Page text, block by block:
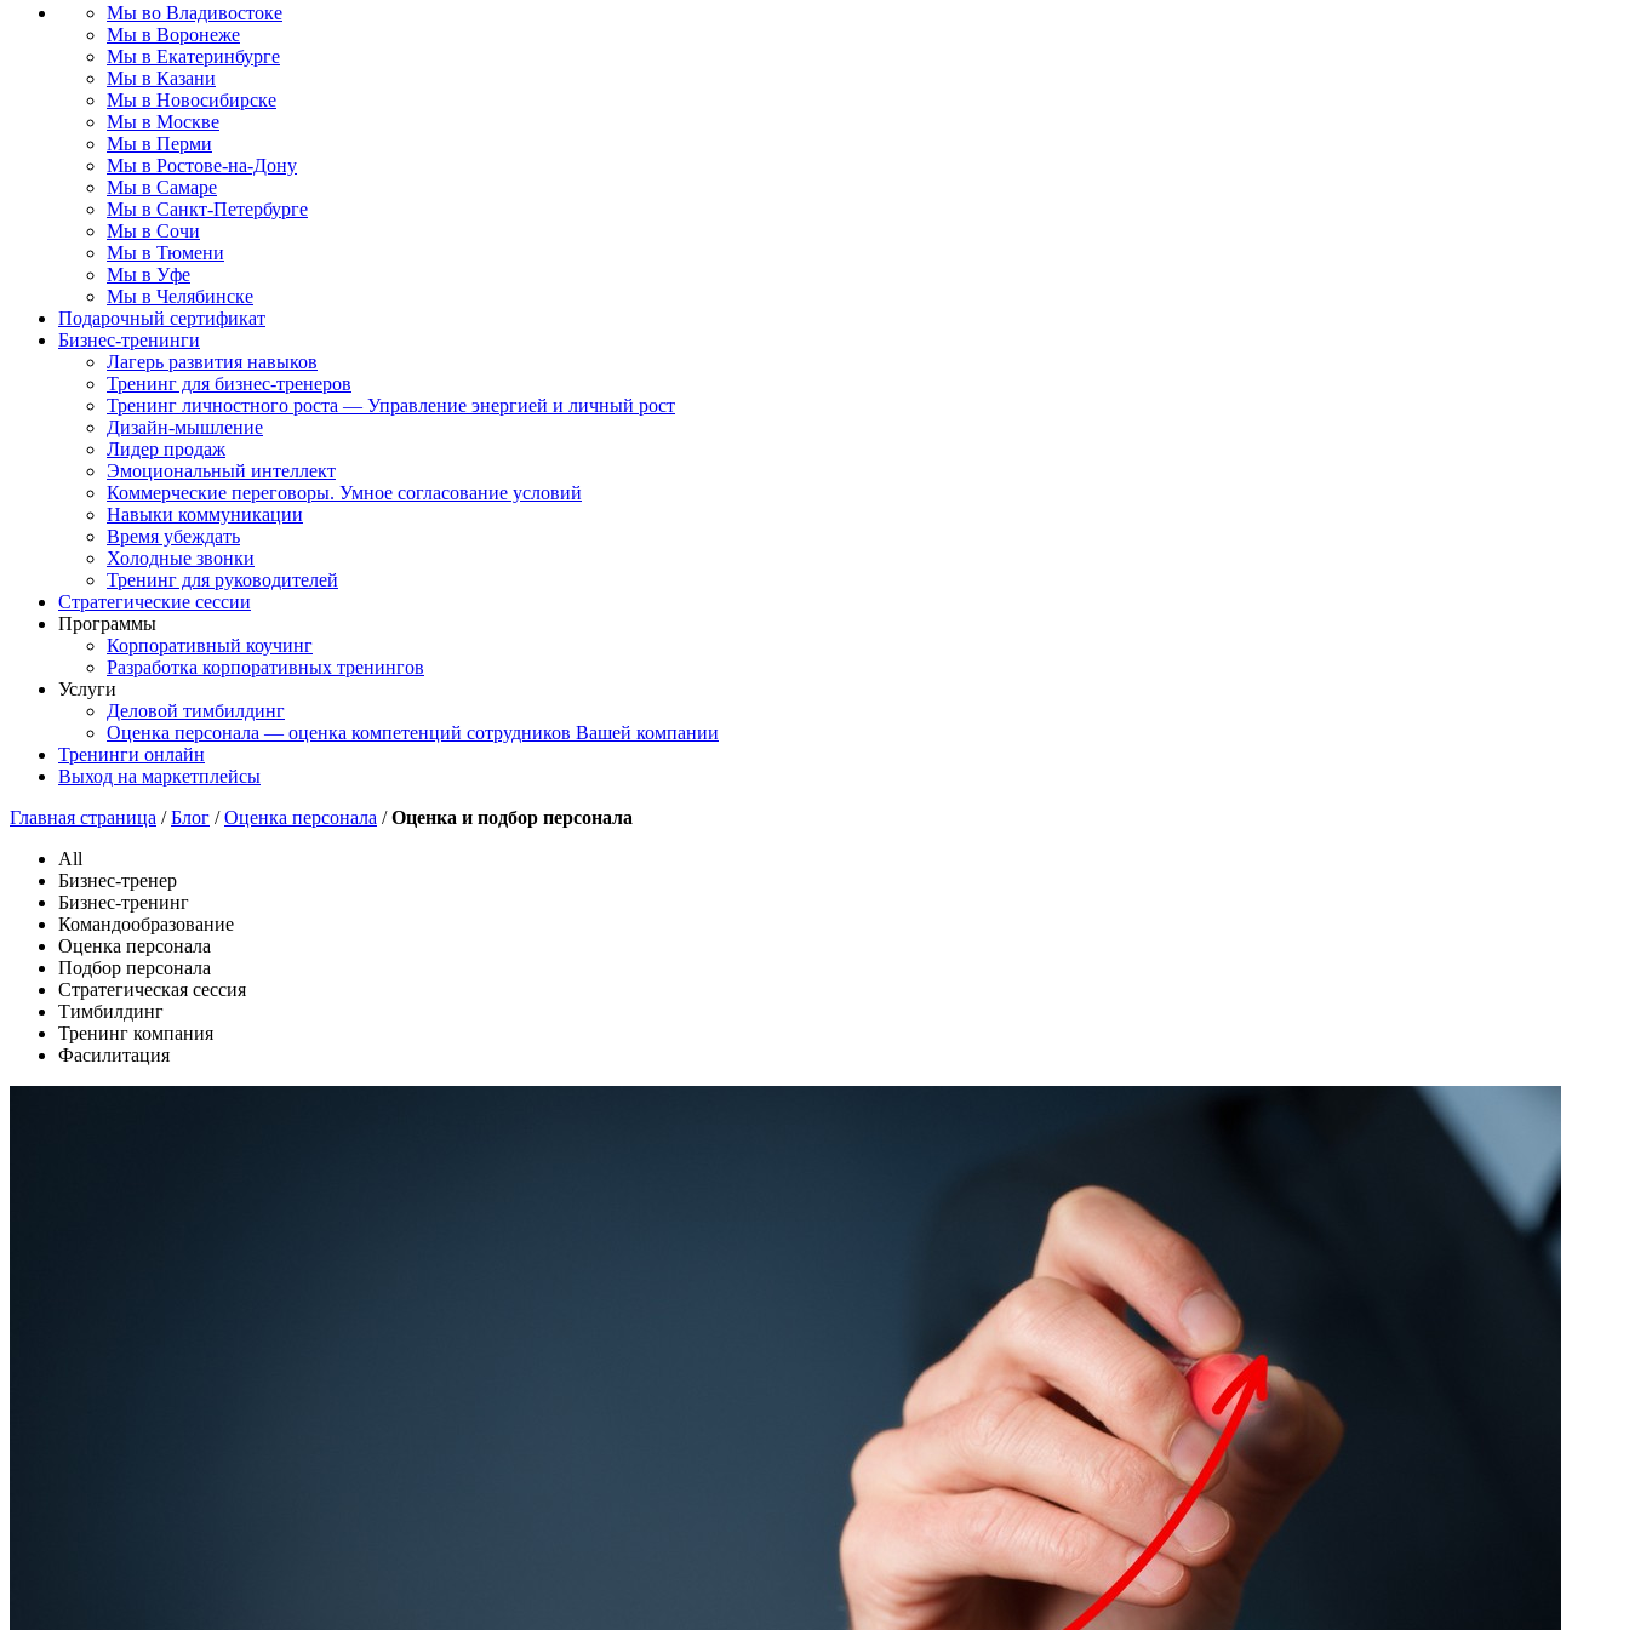
Мы во Владивостоке
Мы в Воронеже
Мы в Екатеринбурге
Мы в Казани
Мы в Новосибирске
Мы в Москве
Мы в Перми
Мы в Ростове-на-Дону
Мы в Самаре
Мы в Санкт-Петербурге
Мы в Сочи
Мы в Тюмени
Мы в Уфе
Мы в Челябинске
Подарочный сертификат
Бизнес-тренинги
Лагерь развития навыков
Тренинг для бизнес-тренеров
Тренинг личностного роста — Управление энергией и личный рост
Дизайн-мышление
Лидер продаж
Эмоциональный интеллект
Коммерческие переговоры. Умное согласование условий
Навыки коммуникации
Время убеждать
Холодные звонки
Тренинг для руководителей
Стратегические сессии
Программы
Корпоративный коучинг
Разработка корпоративных тренингов
Услуги
Деловой тимбилдинг
Оценка персонала — оценка компетенций сотрудников Вашей компании
Тренинги онлайн
Выход на маркетплейсы
Главная страница /Блог /Оценка персонала /Оценка и подбор персонала
All
Бизнес-тренер
Бизнес-тренинг
Командообразование
Оценка персонала
Подбор персонала
Стратегическая сессия
Тимбилдинг
Тренинг компания
Фасилитация